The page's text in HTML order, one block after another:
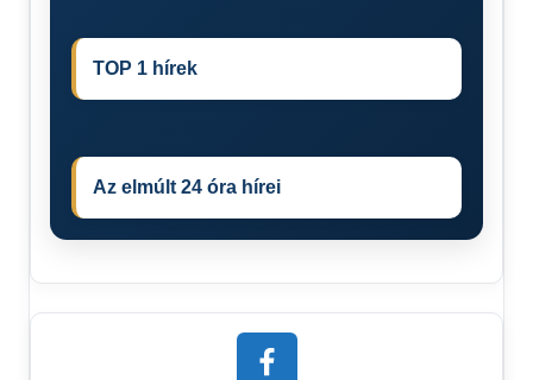
TOP 1 hírek
Az elmúlt 24 óra hírei